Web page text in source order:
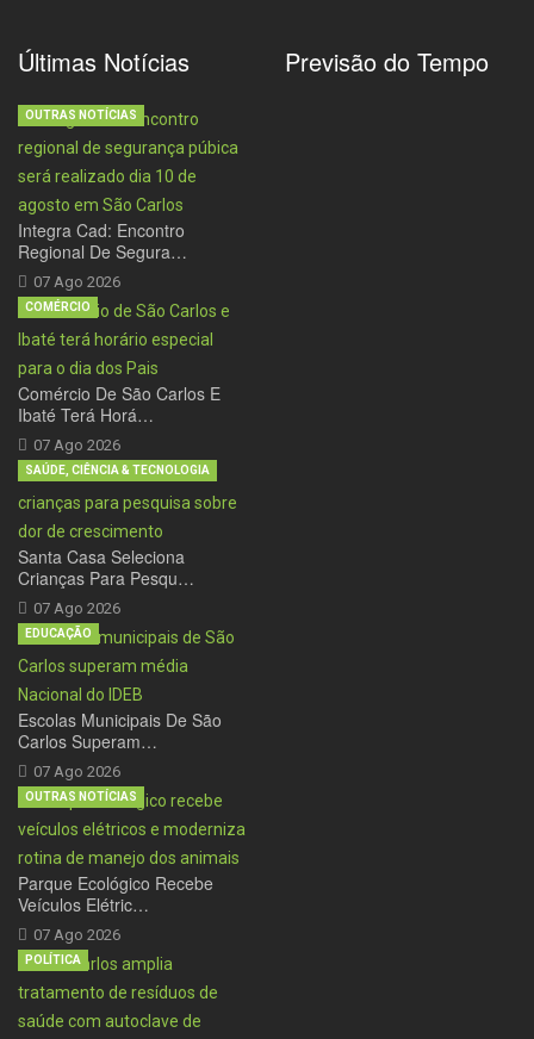
Últimas Notícias
Integra Cad: Encontro
Regional De Segura…
07 Ago 2026
OUTRAS NOTÍCIAS
Comércio De São Carlos E
Ibaté Terá Horá…
07 Ago 2026
COMÉRCIO
Santa Casa Seleciona
Crianças Para Pesqu…
07 Ago 2026
SAÚDE, CIÊNCIA & TECNOLOGIA
Escolas Municipais De São
Carlos Superam…
07 Ago 2026
EDUCAÇÃO
Parque Ecológico Recebe
Veículos Elétric…
07 Ago 2026
OUTRAS NOTÍCIAS
POLÍTICA
Previsão do Tempo